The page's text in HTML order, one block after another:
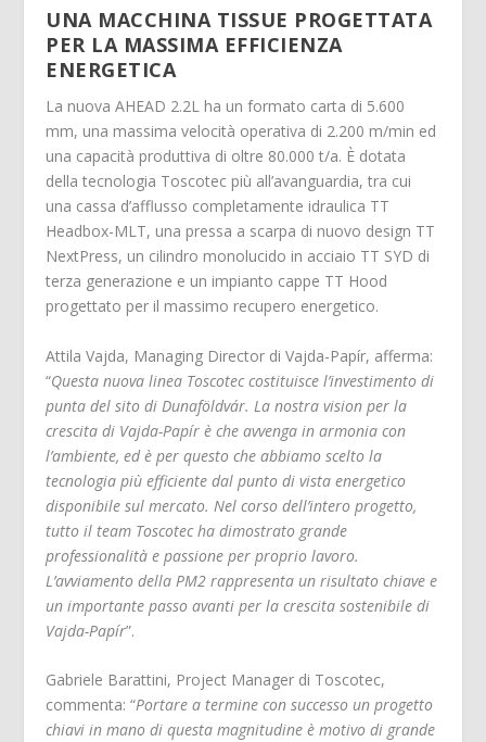
UNA MACCHINA TISSUE PROGETTATA
PER LA MASSIMA EFFICIENZA
ENERGETICA
La nuova AHEAD 2.2L ha un formato carta di 5.600
mm, una massima velocità operativa di 2.200 m/min ed
una capacità produttiva di oltre 80.000 t/a. È dotata
della tecnologia Toscotec più all’avanguardia, tra cui
una cassa d’afflusso completamente idraulica TT
Headbox-MLT, una pressa a scarpa di nuovo design TT
NextPress, un cilindro monolucido in acciaio TT SYD di
terza generazione e un impianto cappe TT Hood
progettato per il massimo recupero energetico.
Attila Vajda, Managing Director di Vajda-Papír, afferma:
“Questa nuova linea Toscotec costituisce l’investimento di
punta del sito di Dunaföldvár. La nostra vision per la
crescita di Vajda-Papír è che avvenga in armonia con
l’ambiente, ed è per questo che abbiamo scelto la
tecnologia più efficiente dal punto di vista energetico
disponibile sul mercato. Nel corso dell’intero progetto,
tutto il team Toscotec ha dimostrato grande
professionalità e passione per proprio lavoro.
L’avviamento della PM2 rappresenta un risultato chiave e
un importante passo avanti per la crescita sostenibile di
Vajda-Papír”.
Gabriele Barattini, Project Manager di Toscotec,
commenta: “Portare a termine con successo un progetto
chiavi in mano di questa magnitudine è motivo di grande